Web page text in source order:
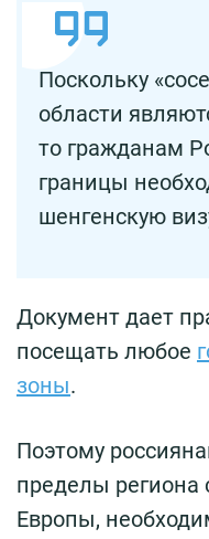
Поскольку
области
то гражданам
границы
шенгенскую
Документ дает
посещать любое
зоны.
Поэтому
пределы
Европы,